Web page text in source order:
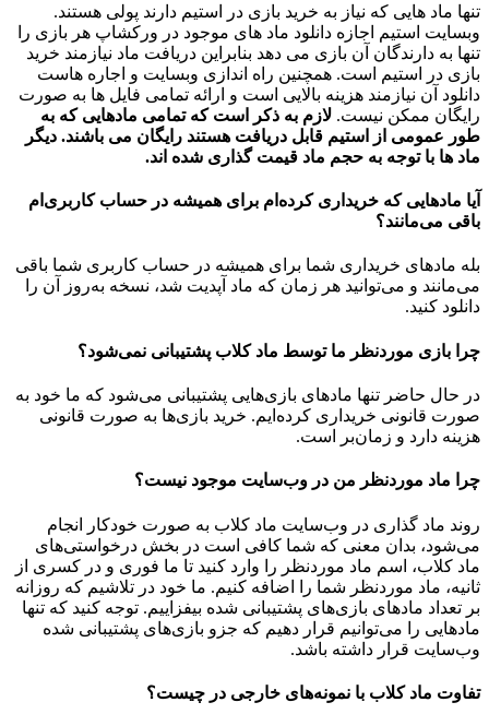
تنها ماد هایی که نیاز به خرید بازی در استیم دارند پولی هستند.
وبسایت استیم اجازه دانلود ماد های موجود در ورکشاپ هر بازی را
تنها به دارندگان آن بازی می دهد بنابراین دریافت ماد نیازمند خرید
بازی در استیم است. همچنین راه اندازی وبسایت و اجاره هاست
دانلود آن نیازمند هزینه بالایی است و ارائه تمامی فایل ها به صورت
رایگان ممکن نیست. لازم به ذکر است که تمامی مادهایی که به
طور عمومی از استیم قابل دریافت هستند رایگان می باشند. دیگر
ماد ها با توجه به حجم ماد قیمت گذاری شده اند.
آیا مادهایی که خریداری کرده‌ام برای همیشه در حساب‌ کاربری‌ام
باقی می‌مانند؟
بله مادهای خریداری شما برای همیشه در حساب کاربری شما باقی
می‌مانند و می‌توانید هر زمان که ماد آپدیت شد، نسخه به‌روز آن را
دانلود کنید.
چرا بازی موردنظر ما توسط ماد کلاب پشتیبانی نمی‌شود؟
در حال حاضر تنها مادهای بازی‌هایی پشتیبانی می‌شود که ما خود به
صورت قانونی خریداری کرده‌ایم. خرید بازی‌ها به صورت قانونی
هزینه دارد و زمان‌بر است.
چرا ماد موردنظر من در وب‌سایت موجود نیست؟
روند ماد گذاری در وب‌سایت ماد کلاب به صورت خودکار انجام
می‌شود، بدان معنی که شما کافی است در بخش درخواستی‌های
ماد کلاب، اسم ماد موردنظر را وارد کنید تا ما فوری و در کسری از
ثانیه، ماد موردنظر شما را اضافه کنیم. ما خود در تلاشیم که روزانه
بر تعداد مادهای بازی‌های پشتیبانی شده بیفزاییم. توجه کنید که تنها
مادهایی را می‌توانیم قرار دهیم که جزو بازی‌های پشتیبانی شده
وب‌سایت قرار داشته باشد.
تفاوت ماد کلاب با نمونه‌های خارجی در چیست؟